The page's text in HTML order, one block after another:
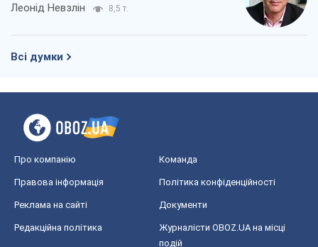
Леонід Невзлін 8,5 т.
Всі думки
Про компанію Команда
Правова інформація Політика конфіденційності
Реклама на сайті Документи
Редакційна політика
Журналісти OBOZ.UA на місці
подій